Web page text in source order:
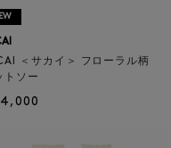
＜サカイ＞ フローラル柄
トソー